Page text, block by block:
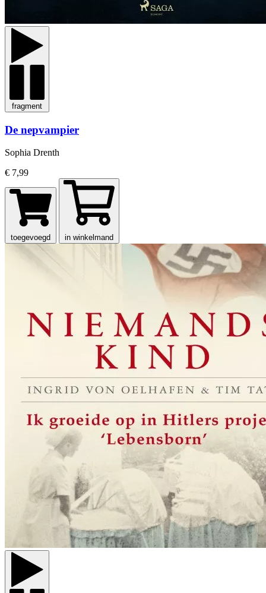
fragment
De nepvampier
Sophia Drenth
€ 7,99
toegevoegd in winkelmand